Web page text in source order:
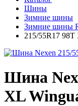
Шины
Зимние шины
Зимние шины
215/55R17
Шина
XL